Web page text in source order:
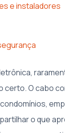
e instaladores
O cabo
o que